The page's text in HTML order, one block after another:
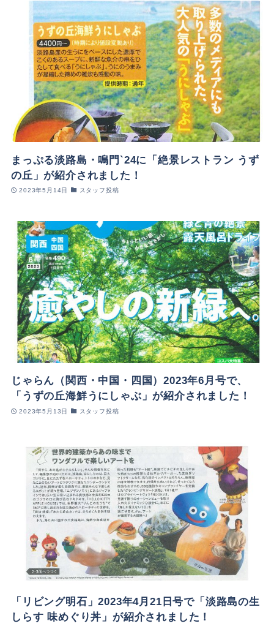
まっぷる淡路島・鳴門`24に「絶景レストラン うず
の丘」が紹介されました！
2023年5月14日 スタッフ投稿
じゃらん（関西・中国・四国）2023年6月号で、
「うずの丘海鮮うにしゃぶ」が紹介されました！
2023年5月13日 スタッフ投稿
「リビング明石」2023年4月21日号で「淡路島の生
しらす 味めぐり丼」が紹介されました！